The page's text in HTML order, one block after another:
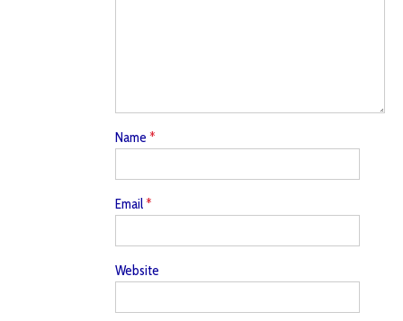
Name *
Email*
Website